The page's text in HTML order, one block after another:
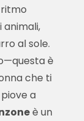
animali,
al sole.
è
che ti
a
è un